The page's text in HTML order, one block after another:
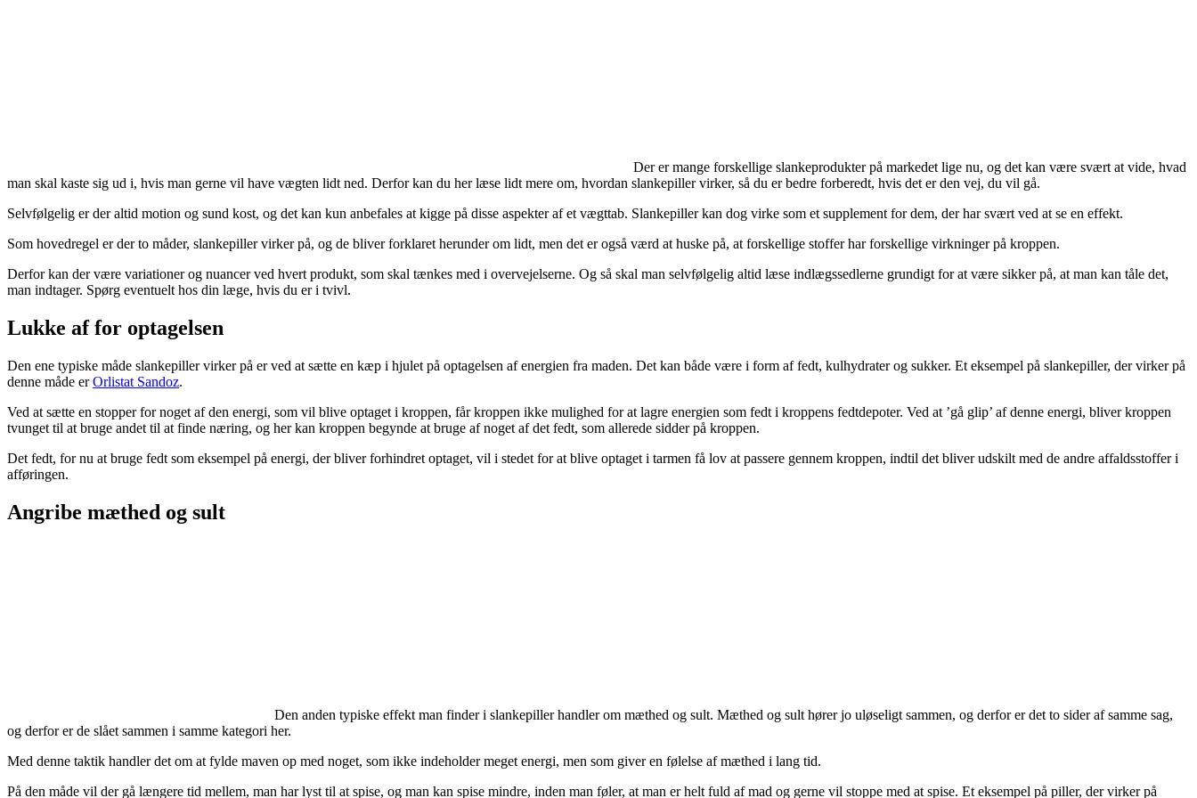
Der er mange forskellige slankeprodukter på markedet lige nu, og det kan være svært at vide, hvad
man skal kaste sig ud i, hvis man gerne vil have vægten lidt ned. Derfor kan du her læse lidt mere om, hvordan slankepiller virker, så du er bedre forberedt, hvis det er den vej, du vil gå.
Selvfølgelig er der altid motion og sund kost, og det kan kun anbefales at kigge på disse aspekter af et vægttab. Slankepiller kan dog virke som et supplement for dem, der har svært ved at se en effekt.
Som hovedregel er der to måder, slankepiller virker på, og de bliver forklaret herunder om lidt, men det er også værd at huske på, at forskellige stoffer har forskellige virkninger på kroppen.
Derfor kan der være variationer og nuancer ved hvert produkt, som skal tænkes med i overvejelserne. Og så skal man selvfølgelig altid læse indlægssedlerne grundigt for at være sikker på, at man kan tåle det,
man indtager. Spørg eventuelt hos din læge, hvis du er i tvivl.
Lukke af for optagelsen
Den ene typiske måde slankepiller virker på er ved at sætte en kæp i hjulet på optagelsen af energien fra maden. Det kan både være i form af fedt, kulhydrater og sukker. Et eksempel på slankepiller, der virker på
denne måde erOrlistat Sandoz.
Ved at sætte en stopper for noget af den energi, som vil blive optaget i kroppen, får kroppen ikke mulighed for at lagre energien som fedt i kroppens fedtdepoter. Ved at ’gå glip’ af denne energi, bliver kroppen
tvunget til at bruge andet til at finde næring, og her kan kroppen begynde at bruge af noget af det fedt, som allerede sidder på kroppen.
Det fedt, for nu at bruge fedt som eksempel på energi, der bliver forhindret optaget, vil i stedet for at blive optaget i tarmen få lov at passere gennem kroppen, indtil det bliver udskilt med de andre affaldsstoffer i
afføringen.
Angribe mæthed og sult
Den anden typiske effekt man finder i slankepiller handler om mæthed og sult. Mæthed og sult hører jo uløseligt sammen, og derfor er det to sider af samme sag,
og derfor er de slået sammen i samme kategori her.
Med denne taktik handler det om at fylde maven op med noget, som ikke indeholder meget energi, men som giver en følelse af mæthed i lang tid.
På den måde vil der gå længere tid mellem, man har lyst til at spise, og man kan spise mindre, inden man føler, at man er helt fuld af mad og gerne vil stoppe med at spise. Et eksempel på piller, der virker på